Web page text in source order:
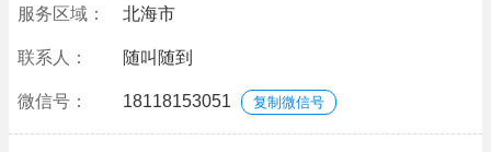
服务区域： 北海市
联系人： 随叫随到
微信号： 18118153051 复制微信号